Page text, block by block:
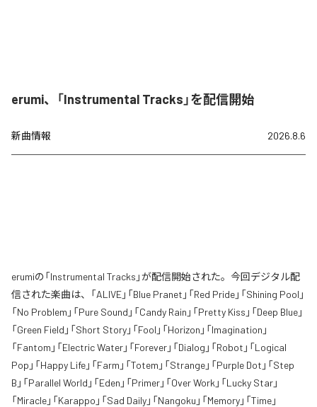
erumi、「Instrumental Tracks」を配信開始
新曲情報 2026.8.6
erumiの「Instrumental Tracks」が配信開始された。今回デジタル配
信された楽曲は、「ALIVE」「Blue Pranet」「Red Pride」「Shining Pool」
「No Problem」「Pure Sound」「Candy Rain」「Pretty Kiss」「Deep Blue」
「Green Field」「Short Story」「Fool」「Horizon」「Imagination」
「Fantom」「Electric Water」「Forever」「Dialog」「Robot」「Logical
Pop」「Happy Life」「Farm」「Totem」「Strange」「Purple Dot」「Step
B」「Parallel World」「Eden」「Primer」「Over Work」「Lucky Star」
「Miracle」「Karappo」「Sad Daily」「Nangoku」「Memory」「Time」